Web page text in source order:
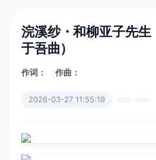
浣溪纱・和柳亚子先生
于吾曲）
作词： 作曲：
2026-03-27 11:55:19